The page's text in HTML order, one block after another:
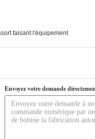
faisant l'équipement
Envoyez votre demande